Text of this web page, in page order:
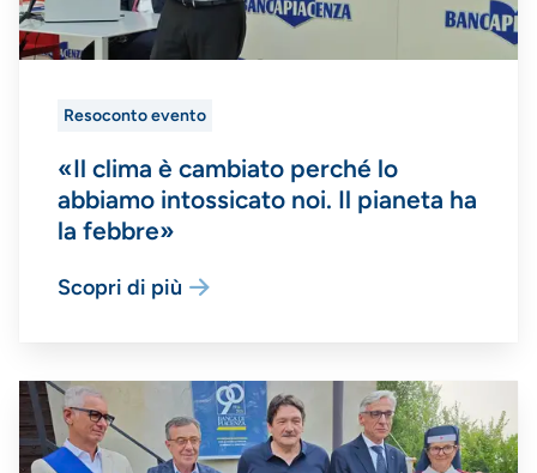
Resoconto evento
«Il clima è cambiato perché lo
abbiamo intossicato noi. Il pianeta ha
la febbre»
Scopri di più